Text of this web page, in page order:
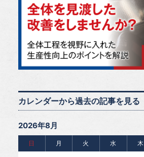
カレンダーから過去の記事を見る
2026年8月
日 月 火 水 木